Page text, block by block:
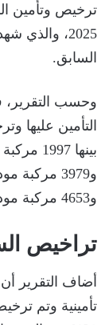
ترخيص وتأمين
السابق.
وحسب التقرير،
و4653 مركبة موديل 2026.
تراخيص
أضاف التقرير